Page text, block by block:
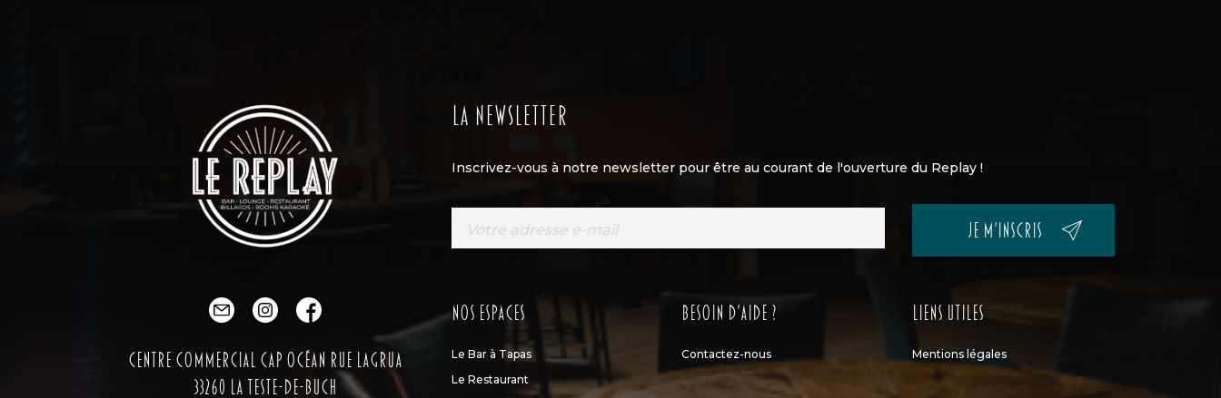
Centre Commercial Cap Océan Rue Lagrua
33260 La Teste-de-Buch
La newsletter
Inscrivez-vous à notre newsletter pour être au courant de l'ouverture du Replay !
Je m'inscris
Nos espaces
Le Bar à Tapas
Le Restaurant
Besoin d’aide ?
Contactez-nous
Liens utiles
Mentions légales